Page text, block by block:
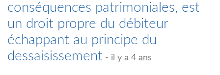
conséquences patrimoniales, est
un droit propre du débiteur
échappant au principe du
dessaisissement - il y a 4 ans